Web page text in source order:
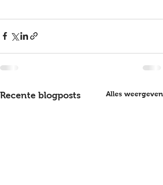
Recente blogposts Alles weergeven